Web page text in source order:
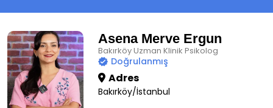
Asena Merve Ergun
Bakırköy Uzman Klinik Psikolog
Doğrulanmış
Adres
Bakırköy/İstanbul